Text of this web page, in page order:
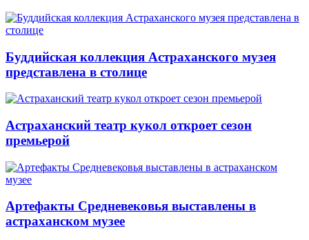
Буддийская коллекция Астраханского музея
представлена в столице
Астраханский театр кукол откроет сезон
премьерой
Артефакты Средневековья выставлены в
астраханском музее